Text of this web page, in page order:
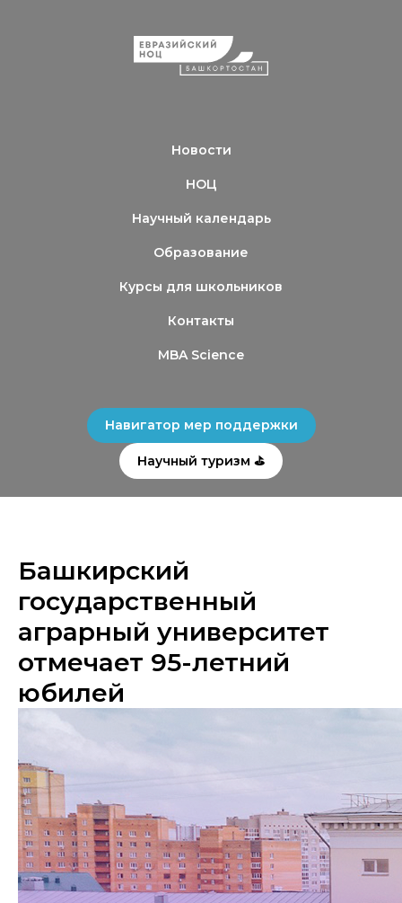
Новости
НОЦ
Научный календарь
Образование
Курсы для школьников
Контакты
MBA Science
Навигатор мер поддержки
Научный туризм ⛳
Башкирский
государственный
аграрный университет
отмечает 95-летний
юбилей